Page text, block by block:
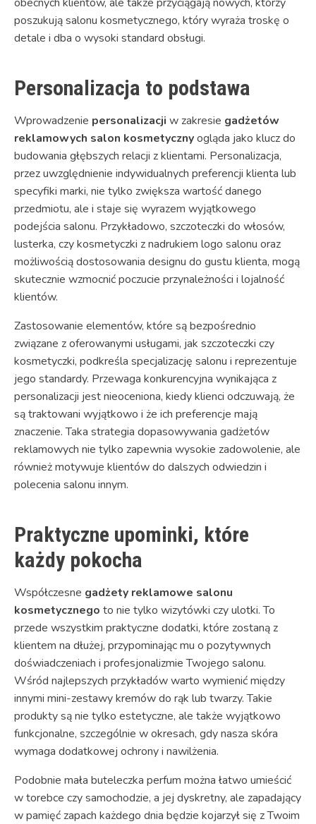
poszukują salonu kosmetycznego, który wyraża troskę o
detale i dba o wysoki standard obsługi.
Personalizacja to podstawa
Wprowadzenie personalizacji w zakresie gadżetów
reklamowych salon kosmetycznyogląda jako klucz do
budowania głębszych relacji z klientami. Personalizacja,
przez uwzględnienie indywidualnych preferencji klienta lub
specyfiki marki, nie tylko zwiększa wartość danego
przedmiotu, ale i staje się wyrazem wyjątkowego
podejścia salonu. Przykładowo, szczoteczki do włosów,
lusterka, czy kosmetyczki z nadrukiem logo salonu oraz
możliwością dostosowania designu do gustu klienta, mogą
skutecznie wzmocnić poczucie przynależności i lojalność
klientów.
Zastosowanie elementów, które są bezpośrednio
związane z oferowanymi usługami, jak szczoteczki czy
kosmetyczki, podkreśla specjalizację salonu i reprezentuje
jego standardy. Przewaga konkurencyjna wynikająca z
personalizacji jest nieoceniona, kiedy klienci odczuwają, że
są traktowani wyjątkowo i że ich preferencje mają
znaczenie. Taka strategia dopasowywania gadżetów
reklamowych nie tylko zapewnia wysokie zadowolenie, ale
również motywuje klientów do dalszych odwiedzin i
polecenia salonu innym.
Praktyczne upominki, które
każdy pokocha
Współczesne gadżety reklamowe salonu
kosmetycznego to nie tylko wizytówki czy ulotki. To
przede wszystkim praktyczne dodatki, które zostaną z
klientem na dłużej, przypominając mu o pozytywnych
doświadczeniach i profesjonalizmie Twojego salonu.
Wśród najlepszych przykładów warto wymienić między
innymi mini-zestawy kremów do rąk lub twarzy. Takie
produkty są nie tylko estetyczne, ale także wyjątkowo
funkcjonalne, szczególnie w okresach, gdy nasza skóra
wymaga dodatkowej ochrony i nawilżenia.
Podobnie mała buteleczka perfum można łatwo umieścić
w torebce czy samochodzie, a jej dyskretny, ale zapadający
w pamięć zapach każdego dnia będzie kojarzył się z Twoim